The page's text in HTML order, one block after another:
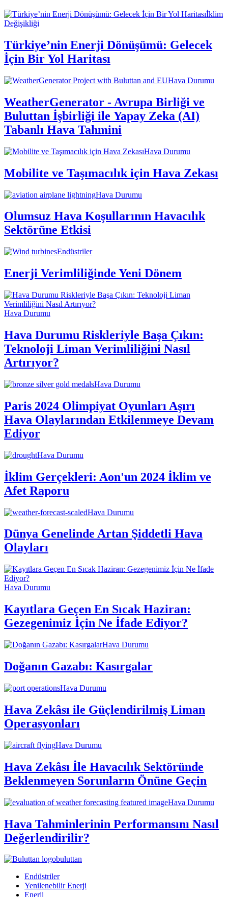
İklim
Değişikliği
Türkiye’nin Enerji Dönüşümü: Gelecek
İçin Bir Yol Haritası
Hava Durumu
WeatherGenerator - Avrupa Birliği ve
Buluttan İşbirliği ile Yapay Zeka (AI)
Tabanlı Hava Tahmini
Hava Durumu
Mobilite ve Taşımacılık için Hava Zekası
Hava Durumu
Olumsuz Hava Koşullarının Havacılık
Sektörüne Etkisi
Endüstriler
Enerji Verimliliğinde Yeni Dönem
Hava Durumu
Hava Durumu Riskleriyle Başa Çıkın:
Teknoloji Liman Verimliliğini Nasıl
Artırıyor?
Hava Durumu
Paris 2024 Olimpiyat Oyunları Aşırı
Hava Olaylarından Etkilenmeye Devam
Ediyor
Hava Durumu
İklim Gerçekleri: Aon'un 2024 İklim ve
Afet Raporu
Hava Durumu
Dünya Genelinde Artan Şiddetli Hava
Olayları
Hava Durumu
Kayıtlara Geçen En Sıcak Haziran:
Gezegenimiz İçin Ne İfade Ediyor?
Hava Durumu
Doğanın Gazabı: Kasırgalar
Hava Durumu
Hava Zekâsı ile Güçlendirilmiş Liman
Operasyonları
Hava Durumu
Hava Zekâsı İle Havacılık Sektöründe
Beklenmeyen Sorunların Önüne Geçin
Hava Durumu
Hava Tahminlerinin Performansını Nasıl
Değerlendirilir?
buluttan
Endüstriler
Yenilenebilir Enerji
Enerji